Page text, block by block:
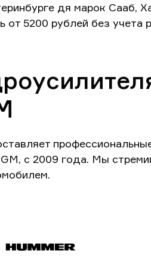
дя марок
от 5200 рублей без
с 2009 года. Мы